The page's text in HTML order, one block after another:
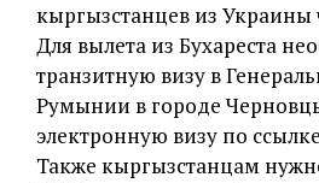
кыргызстанцев из
Для вылета из Бухареста
транзитную визу в
Румынии в городе
электронную визу по
Также кыргызстанцам